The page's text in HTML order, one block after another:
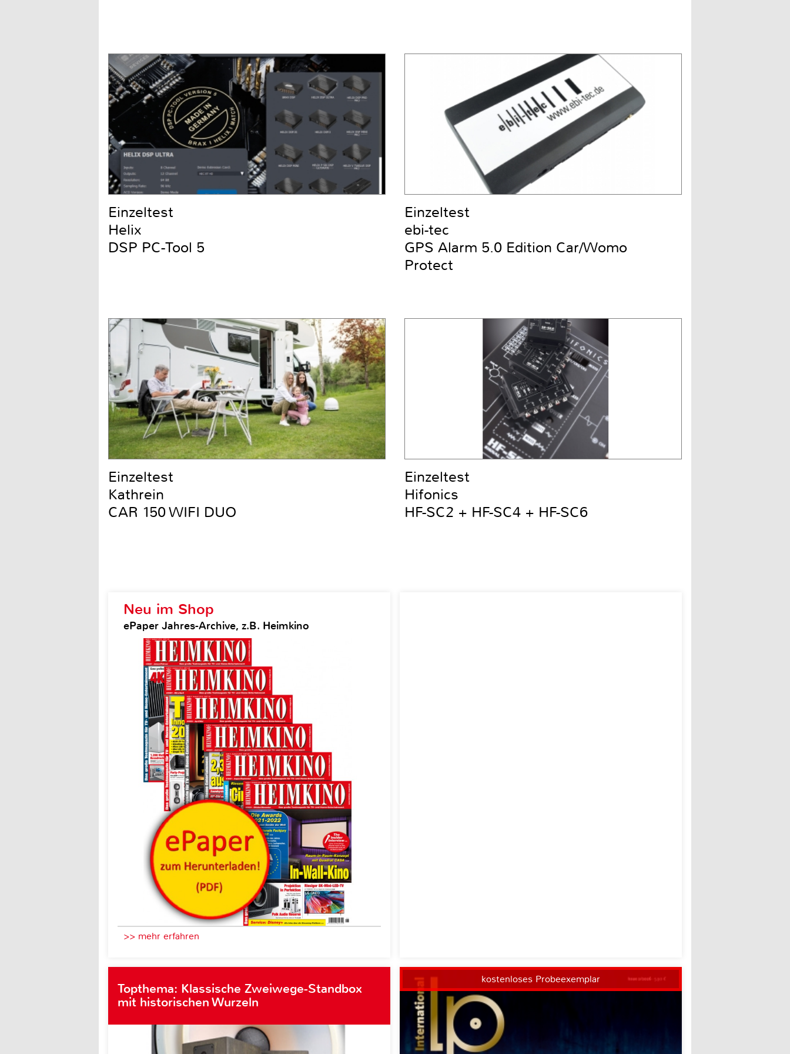
Neu im Shop
ePaper Jahres-Archive, z.B. Heimkino
>> mehr erfahren
Topthema: Klassische Zweiwege-Standbox
mit historischen Wurzeln
kostenloses Probeexemplar
Einzeltest
Helix
DSP PC-Tool 5
Einzeltest
ebi-tec
GPS Alarm 5.0 Edition Car/Womo
Protect
Einzeltest
Kathrein
CAR 150 WIFI DUO
Einzeltest
Hifonics
HF-SC2 + HF-SC4 + HF-SC6